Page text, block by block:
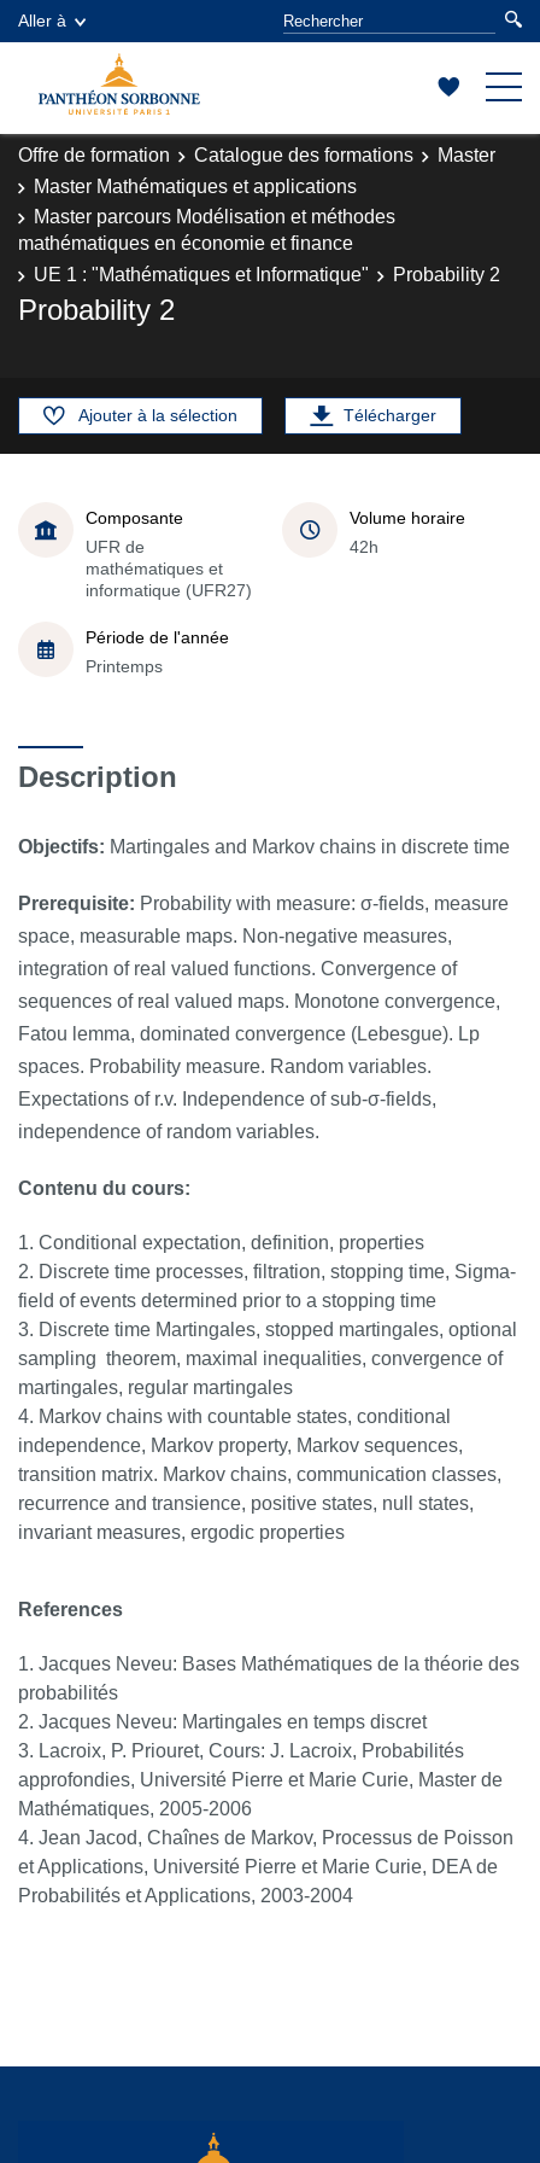
Aller à
Offre de formation Catalogue des formations
Master
Master Mathématiques et applications
Master parcours Modélisation et méthodes
mathématiques en économie et finance
UE 1 : "Mathématiques et Informatique"
Probability 2
Probability 2
Ajouter à la sélection Télécharger
Composante
UFR de
mathématiques et
informatique (UFR27)
Volume horaire
42h
Période de l'année
Printemps
Description
Objectifs: Martingales and Markov chains in discrete time
Prerequisite: Probability with measure: σ-fields, measure
space, measurable maps. Non-negative measures,
integration of real valued functions. Convergence of
sequences of real valued maps. Monotone convergence,
Fatou lemma, dominated convergence (Lebesgue). Lp
spaces. Probability measure. Random variables.
Expectations of r.v. Independence of sub-σ-fields,
independence of random variables.
Contenu du cours:
Conditional expectation, definition, properties
Discrete time processes, filtration, stopping time, Sigma-
field of events determined prior to a stopping time
Discrete time Martingales, stopped martingales, optional
sampling theorem, maximal inequalities, convergence of
martingales, regular martingales
Markov chains with countable states, conditional
independence, Markov property, Markov sequences,
transition matrix. Markov chains, communication classes,
recurrence and transience, positive states, null states,
invariant measures, ergodic properties
References
Jacques Neveu: Bases Mathématiques de la théorie des
probabilités
Jacques Neveu: Martingales en temps discret
Lacroix, P. Priouret, Cours: J. Lacroix, Probabilités
approfondies, Université Pierre et Marie Curie, Master de
Mathématiques, 2005-2006
Jean Jacod, Chaînes de Markov, Processus de Poisson
et Applications, Université Pierre et Marie Curie, DEA de
Probabilités et Applications, 2003-2004